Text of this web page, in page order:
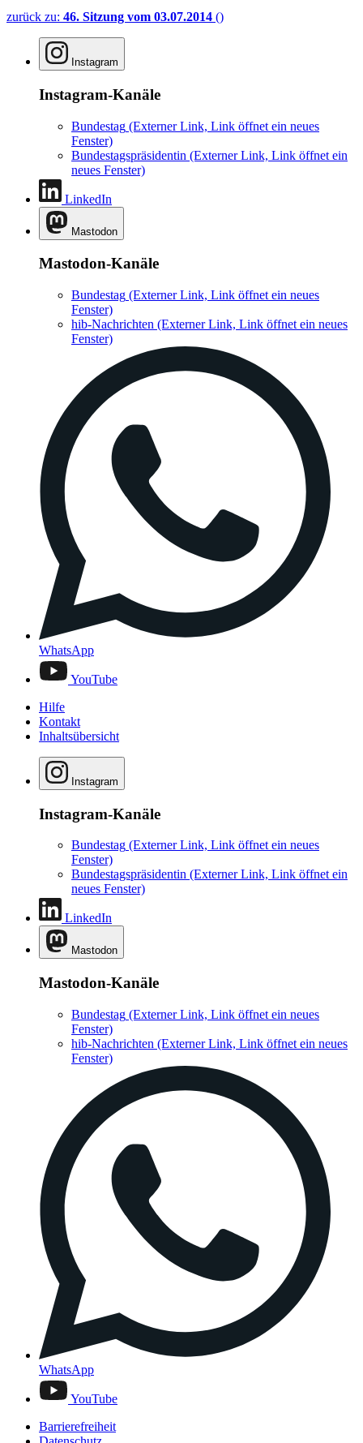
zurück zu: 46. Sitzung vom 03.07.2014 ()
Instagram
Instagram-Kanäle
Bundestag (Externer Link, Link öffnet ein neues
Fenster)
Bundestagspräsidentin (Externer Link, Link öffnet ein
neues Fenster)
LinkedIn
Mastodon
Mastodon-Kanäle
Bundestag (Externer Link, Link öffnet ein neues
Fenster)
hib-Nachrichten (Externer Link, Link öffnet ein neues
Fenster)
WhatsApp
YouTube
Hilfe
Kontakt
Inhaltsübersicht
Instagram
Instagram-Kanäle
Bundestag (Externer Link, Link öffnet ein neues
Fenster)
Bundestagspräsidentin (Externer Link, Link öffnet ein
neues Fenster)
LinkedIn
Mastodon
Mastodon-Kanäle
Bundestag (Externer Link, Link öffnet ein neues
Fenster)
hib-Nachrichten (Externer Link, Link öffnet ein neues
Fenster)
WhatsApp
YouTube
Barrierefreiheit